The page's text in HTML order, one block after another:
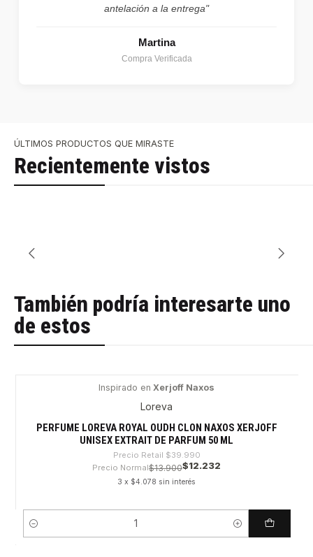
antelación a la entrega"
Martina
Compra Verificada
ÚLTIMOS PRODUCTOS QUE MIRASTE
Recientemente vistos
También podría interesarte uno
de estos
Inspirado en Xerjoff Naxos
Loreva
PERFUME LOREVA ROYAL OUDH CLON NAXOS XERJOFF
UNISEX EXTRAIT DE PARFUM 50 ML
Precio Retail $39.990
Precio Normal$13.900$12.232
3 x $4.078 sin interés
Cantidad